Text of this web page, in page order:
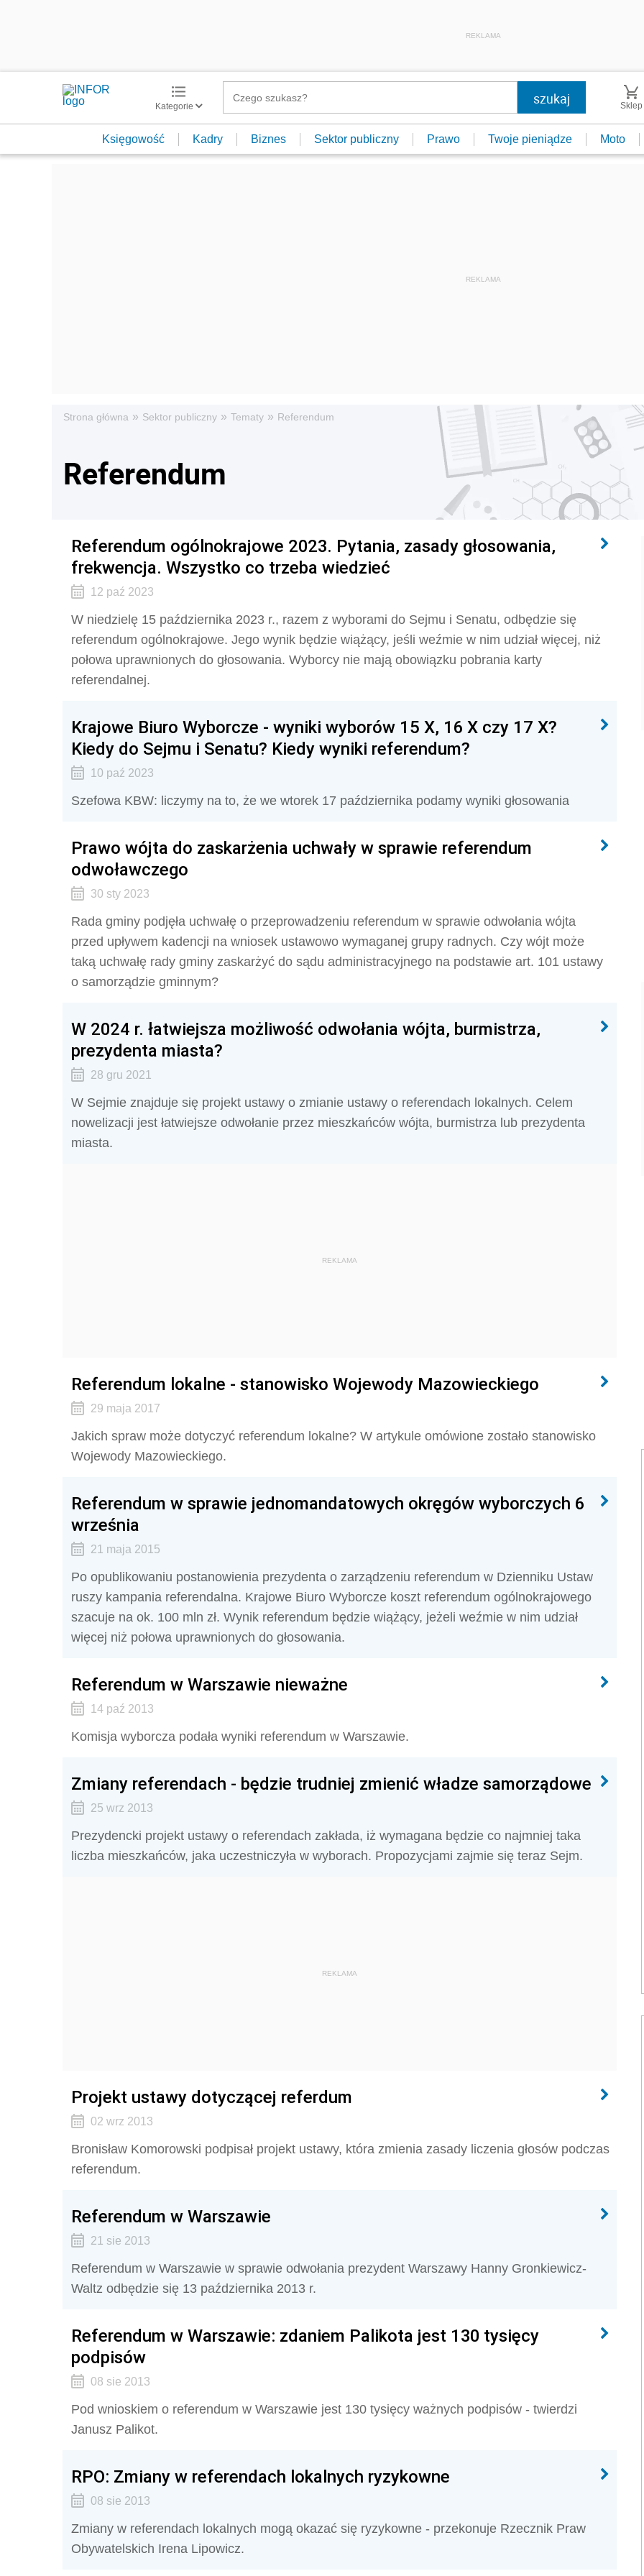
REKLAMA
Kategorie Sklep
Księgowość Kadry Biznes Sektor publiczny Prawo Twoje pieniądze Moto
Strona główna » Sektor publiczny » Tematy » Referendum
Referendum
Referendum ogólnokrajowe 2023. Pytania, zasady głosowania,
frekwencja. Wszystko co trzeba wiedzieć
12 paź 2023
W niedzielę 15 października 2023 r., razem z wyborami do Sejmu i Senatu, odbędzie się
referendum ogólnokrajowe. Jego wynik będzie wiążący, jeśli weźmie w nim udział więcej, niż
połowa uprawnionych do głosowania. Wyborcy nie mają obowiązku pobrania karty
referendalnej.
Krajowe Biuro Wyborcze - wyniki wyborów 15 X, 16 X czy 17 X?
Kiedy do Sejmu i Senatu? Kiedy wyniki referendum?
10 paź 2023
Szefowa KBW: liczymy na to, że we wtorek 17 października podamy wyniki głosowania
Prawo wójta do zaskarżenia uchwały w sprawie referendum
odwoławczego
30 sty 2023
Rada gminy podjęła uchwałę o przeprowadzeniu referendum w sprawie odwołania wójta
przed upływem kadencji na wniosek ustawowo wymaganej grupy radnych. Czy wójt może
taką uchwałę rady gminy zaskarżyć do sądu administracyjnego na podstawie art. 101 ustawy
o samorządzie gminnym?
W 2024 r. łatwiejsza możliwość odwołania wójta, burmistrza,
prezydenta miasta?
28 gru 2021
W Sejmie znajduje się projekt ustawy o zmianie ustawy o referendach lokalnych. Celem
nowelizacji jest łatwiejsze odwołanie przez mieszkańców wójta, burmistrza lub prezydenta
miasta.
REKLAMA
Referendum lokalne - stanowisko Wojewody Mazowieckiego
29 maja 2017
Jakich spraw może dotyczyć referendum lokalne? W artykule omówione zostało stanowisko
Wojewody Mazowieckiego.
Referendum w sprawie jednomandatowych okręgów wyborczych 6
września
21 maja 2015
Po opublikowaniu postanowienia prezydenta o zarządzeniu referendum w Dzienniku Ustaw
ruszy kampania referendalna. Krajowe Biuro Wyborcze koszt referendum ogólnokrajowego
szacuje na ok. 100 mln zł. Wynik referendum będzie wiążący, jeżeli weźmie w nim udział
więcej niż połowa uprawnionych do głosowania.
Referendum w Warszawie nieważne
14 paź 2013
Komisja wyborcza podała wyniki referendum w Warszawie.
Zmiany referendach - będzie trudniej zmienić władze samorządowe
25 wrz 2013
Prezydencki projekt ustawy o referendach zakłada, iż wymagana będzie co najmniej taka
liczba mieszkańców, jaka uczestniczyła w wyborach. Propozycjami zajmie się teraz Sejm.
REKLAMA
Projekt ustawy dotyczącej referdum
02 wrz 2013
Bronisław Komorowski podpisał projekt ustawy, która zmienia zasady liczenia głosów podczas
referendum.
Referendum w Warszawie
21 sie 2013
Referendum w Warszawie w sprawie odwołania prezydent Warszawy Hanny Gronkiewicz-
Waltz odbędzie się 13 października 2013 r.
Referendum w Warszawie: zdaniem Palikota jest 130 tysięcy
podpisów
08 sie 2013
Pod wnioskiem o referendum w Warszawie jest 130 tysięcy ważnych podpisów - twierdzi
Janusz Palikot.
RPO: Zmiany w referendach lokalnych ryzykowne
08 sie 2013
Zmiany w referendach lokalnych mogą okazać się ryzykowne - przekonuje Rzecznik Praw
Obywatelskich Irena Lipowicz.